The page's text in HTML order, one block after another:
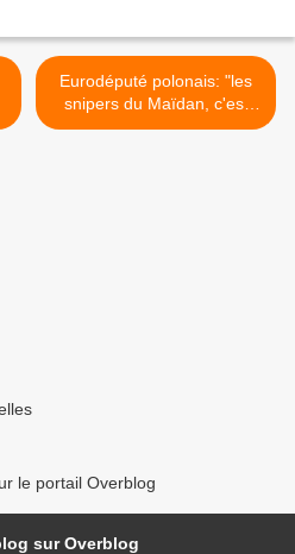
Eurodéputé polonais: "les
snipers du Maïdan, c'est
notre opération" >
le portail Overblog
sur Overblog